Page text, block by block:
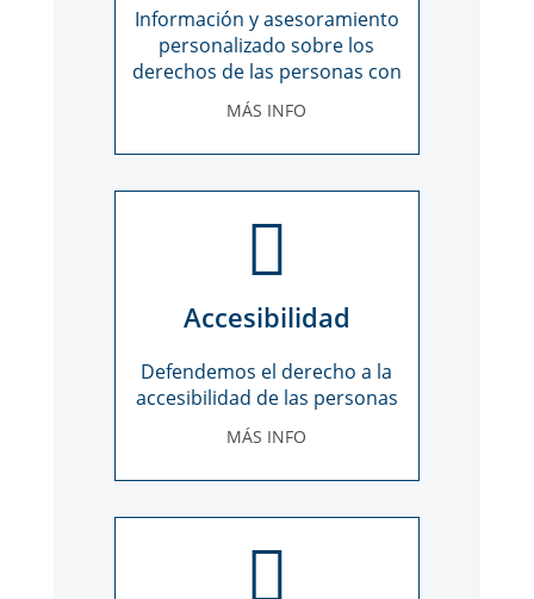
Información y asesoramiento
personalizado sobre los
derechos de las personas con
discapacidad
MÁS INFO
Accesibilidad
Defendemos el derecho a la
accesibilidad de las personas
con discapacidad
MÁS INFO